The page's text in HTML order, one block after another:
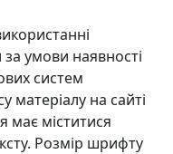
за умови наявності
систем
матеріалу на сайті
має міститися
Розмір шрифту